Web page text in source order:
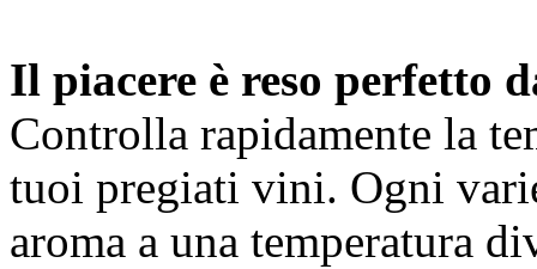
Il piacere è reso perfetto
Controlla rapidamente la
tuoi pregiati vini. Ogni
aroma a una temperatura